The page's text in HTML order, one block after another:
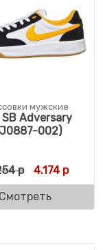
мужские
SB Adversary
002)
р 4.174р
Смотреть